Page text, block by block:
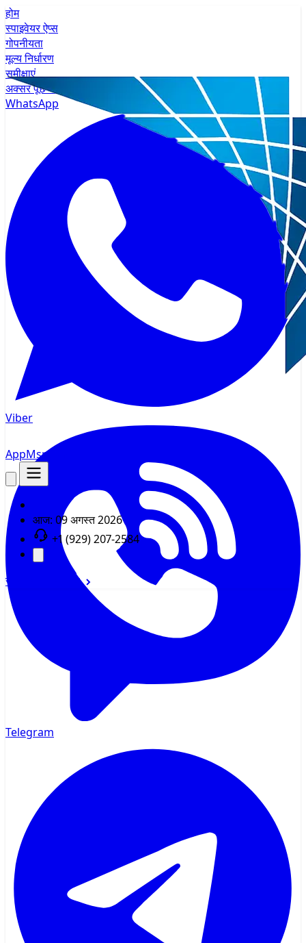
AppMsrट्रैकर
आज: 09 अगस्त 2026
+1 (929) 207-2584
साइन इन साइन अप
होम
स्पाइवेयर ऐप्स
गोपनीयता
मूल्य निर्धारण
समीक्षाएं
अक्सर पूछे जाने वाले प्रश्न
WhatsApp
Viber
Telegram